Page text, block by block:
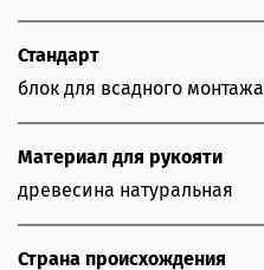
Стандарт
блок для всадного монтажа
Материал для рукояти
древесина натуральная
Страна происхождения